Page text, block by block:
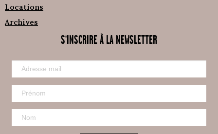
Locations
Archives
S'INSCRIRE À LA NEWSLETTER